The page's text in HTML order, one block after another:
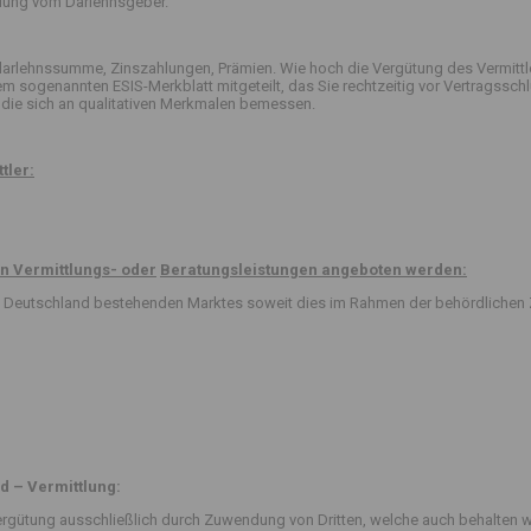
Zinszahlungen, Prämien. Wie hoch die Vergütung des
sogenannten ESIS-Merkblatt mitgeteilt, das Sie rechtzeitig vor
sich an qualitativen Merkmalen bemessen.
Vermittlungs- oder Beratungsleistungen angeboten werden:
bestehenden Marktes soweit dies im Rahmen der
– Vermittlung:
ausschließlich durch Zuwendung von Dritten, welche auch behalten